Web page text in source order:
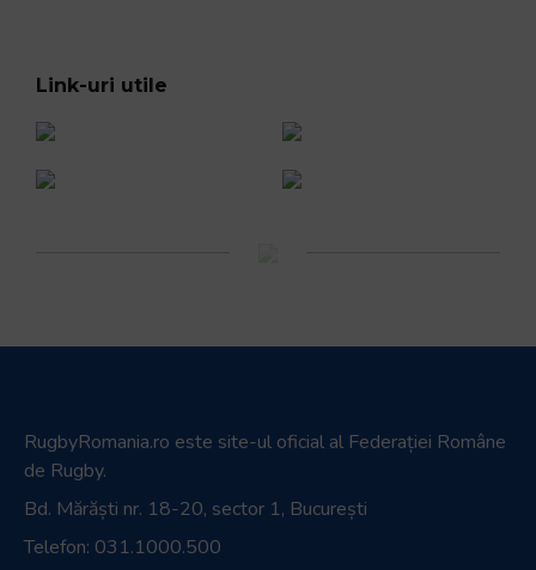
Link-uri utile
RugbyRomania.ro este site-ul oficial al Federației Române
de Rugby.
Bd. Mărăști nr. 18-20, sector 1, București
Telefon: 031.1000.500